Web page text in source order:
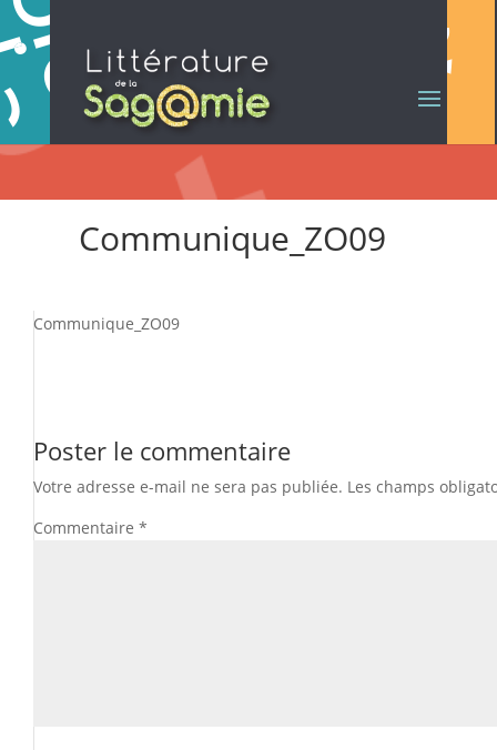
Communique_ZO09
Communique_ZO09
Poster le commentaire
Votre adresse e-mail ne sera pas publiée. Les champs
Commentaire *